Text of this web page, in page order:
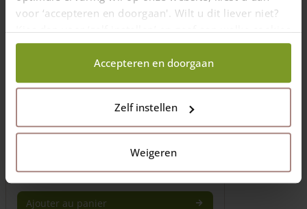
voor ‘accepteren en doorgaan'. Wilt u dit liever niet?
Kies dan voor ‘zelf instellen’ en geef aan welke cookies
wij wel mogen verzamelen.
Accepteren en doorgaan
Zelf instellen
Weigeren
Piquet en châtaignier 3 niveaux rond
Montant rond adapté à trois dormeurs
€
1-7 semaines
Ajouter au panier